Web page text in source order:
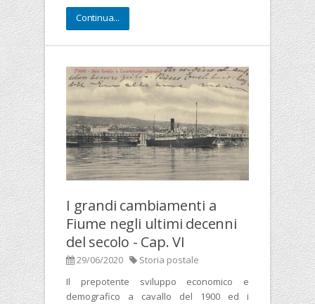
Continua...
I grandi cambiamenti a
Fiume negli ultimi decenni
del secolo - Cap. VI
29/06/2020
Storia postale
Il prepotente sviluppo economico e
demografico a cavallo del 1900 ed i